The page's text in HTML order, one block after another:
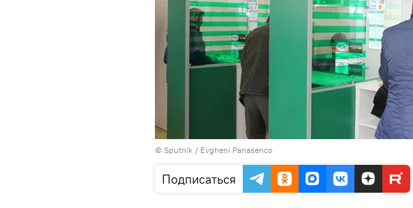
© Sputnik / Evgheni Panasenco
Подписаться